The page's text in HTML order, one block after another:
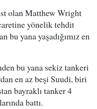
olan Matthew Wright
yönelik tehdit
bu yana yaşadığımız en
bu yana sekiz tankeri
en az beşi Suudi, biri
bayraklı tanker 4
battı.